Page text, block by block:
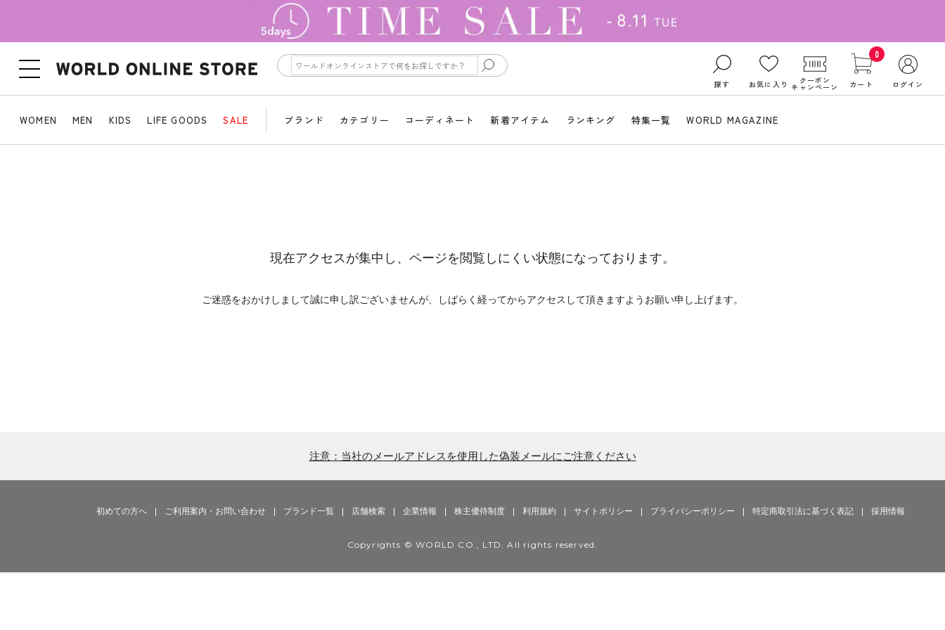
探す お気に入り クーポン
キャンペーン
0
カート ログイン
WOMEN MEN KIDS LIFE GOODS SALE ブランド カテゴリー コーディネート 新着アイテム ランキング 特集一覧 WORLD MAGAZINE
現在アクセスが集中し、ページを閲覧しにくい状態になっております。
ご迷惑をおかけしまして誠に申し訳ございませんが、しばらく経ってからアクセスして頂きますようお願い申し上げます。
注意：当社のメールアドレスを使用した偽装メールにご注意ください
初めての方へ ご利用案内・お問い合わせ ブランド一覧 店舗検索 企業情報 株主優待制度 利用規約 サイトポリシー プライバシーポリシー 特定商取引法に基づく表記 採用情報
Copyrights © WORLD CO., LTD. All rights reserved.